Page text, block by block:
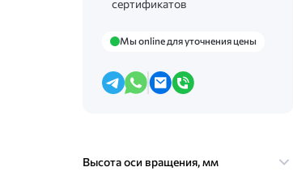
сертификатов
Мы online для уточнения цены
Высота оси вращения, мм